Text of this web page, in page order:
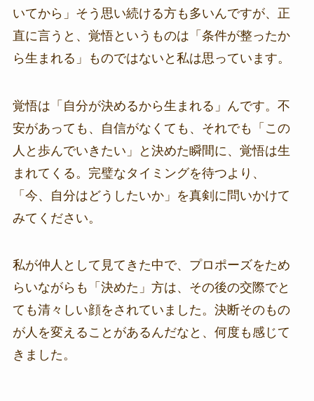
いてから」そう思い続ける方も多いんですが、正
直に言うと、覚悟というものは「条件が整ったか
ら生まれる」ものではないと私は思っています。
覚悟は「自分が決めるから生まれる」んです。不
安があっても、自信がなくても、それでも「この
人と歩んでいきたい」と決めた瞬間に、覚悟は生
まれてくる。完璧なタイミングを待つより、
「今、自分はどうしたいか」を真剣に問いかけて
みてください。
私が仲人として見てきた中で、プロポーズをため
らいながらも「決めた」方は、その後の交際でと
ても清々しい顔をされていました。決断そのもの
が人を変えることがあるんだなと、何度も感じて
きました。